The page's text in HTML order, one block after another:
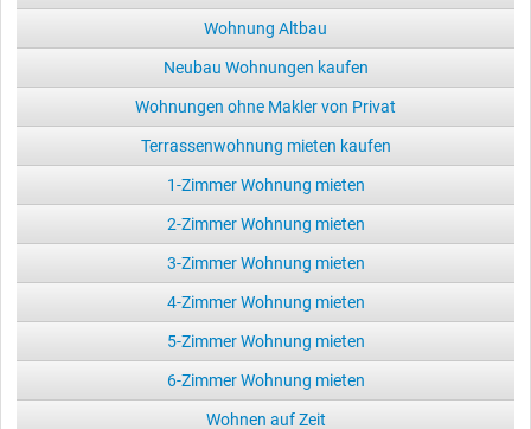
Wohnung Altbau
Neubau Wohnungen kaufen
Wohnungen ohne Makler von Privat
Terrassenwohnung mieten kaufen
1-Zimmer Wohnung mieten
2-Zimmer Wohnung mieten
3-Zimmer Wohnung mieten
4-Zimmer Wohnung mieten
5-Zimmer Wohnung mieten
6-Zimmer Wohnung mieten
Wohnen auf Zeit